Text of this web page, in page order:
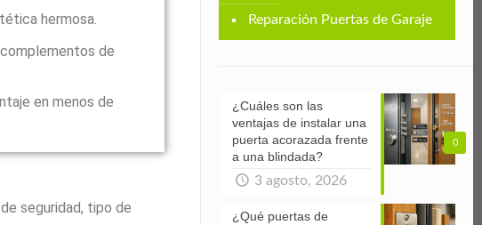
hermosa.
de
en menos de
seguridad, tipo de
Reparación Puertas de Garaje
0
¿Cuáles son las
ventajas de instalar una
puerta acorazada frente
a una blindada?
3 agosto, 2026
¿Qué puertas de